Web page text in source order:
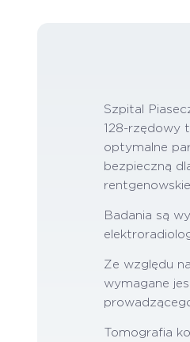
Szpital
128-rzędowy
optymalne
bezpieczną
Badania są
Ze względu
wymagane
Tomografia